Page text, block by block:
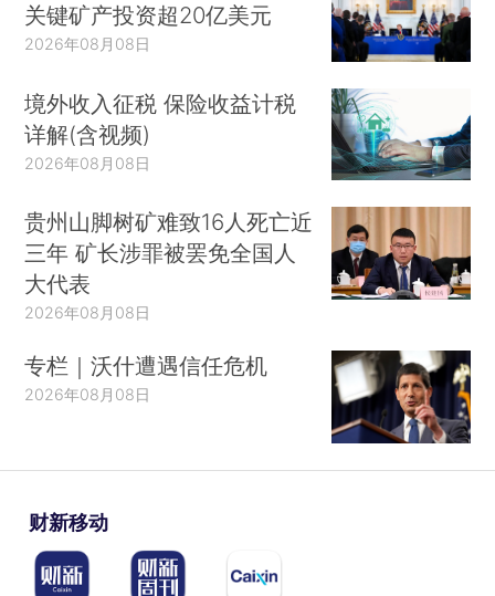
关键矿产投资超20亿美元
2026年08月08日
境外收入征税 保险收益计税
详解(含视频)
2026年08月08日
贵州山脚树矿难致16人死亡近
三年 矿长涉罪被罢免全国人
大代表
2026年08月08日
专栏｜沃什遭遇信任危机
2026年08月08日
财新移动